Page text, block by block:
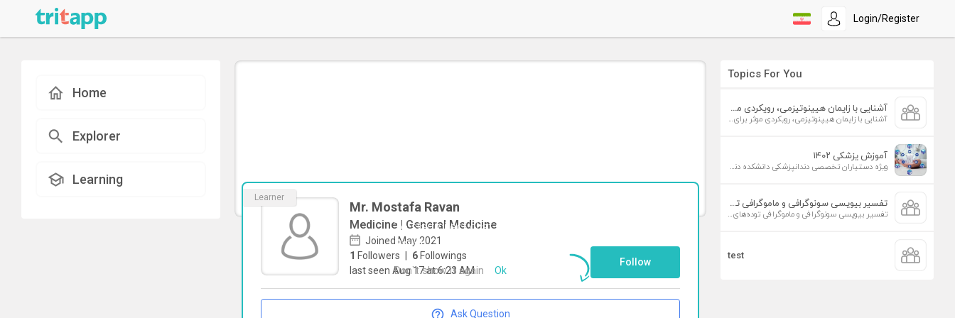
Login/Register
Home
Explorer
Learning
Learner
Mr. Mostafa Ravan
Medicine | General Medicine
Joined May 2021
1 Followers 6 Followings
last seen Aug 17 at 6:23 AM
Follow
Ask Question
Topics For You
آشنایی با زایمان هیپنوتیزمی، رویکردی موثر برای افزایش تمایل به زایمان طبیعی
آشنایی با زایمان هیپنوتیزمی، رویکردی موثر برای افزایش تمایل به زایمان طبیعی
آموزش پزشکی ۱۴۰۲
ویژه دستیاران تخصصی دندانپزشکی دانشکده دندانپزشکی دانشگاه علوم پزشکی تهران
تفسیر بیوپسی سونوگرافی و ماموگرافی توده‌های پستان
تفسیر بیوپسی سونوگرافی و ماموگرافی توده‌های پستان
test
To start direct chat with
RavanClick here
Don`t show it again Ok